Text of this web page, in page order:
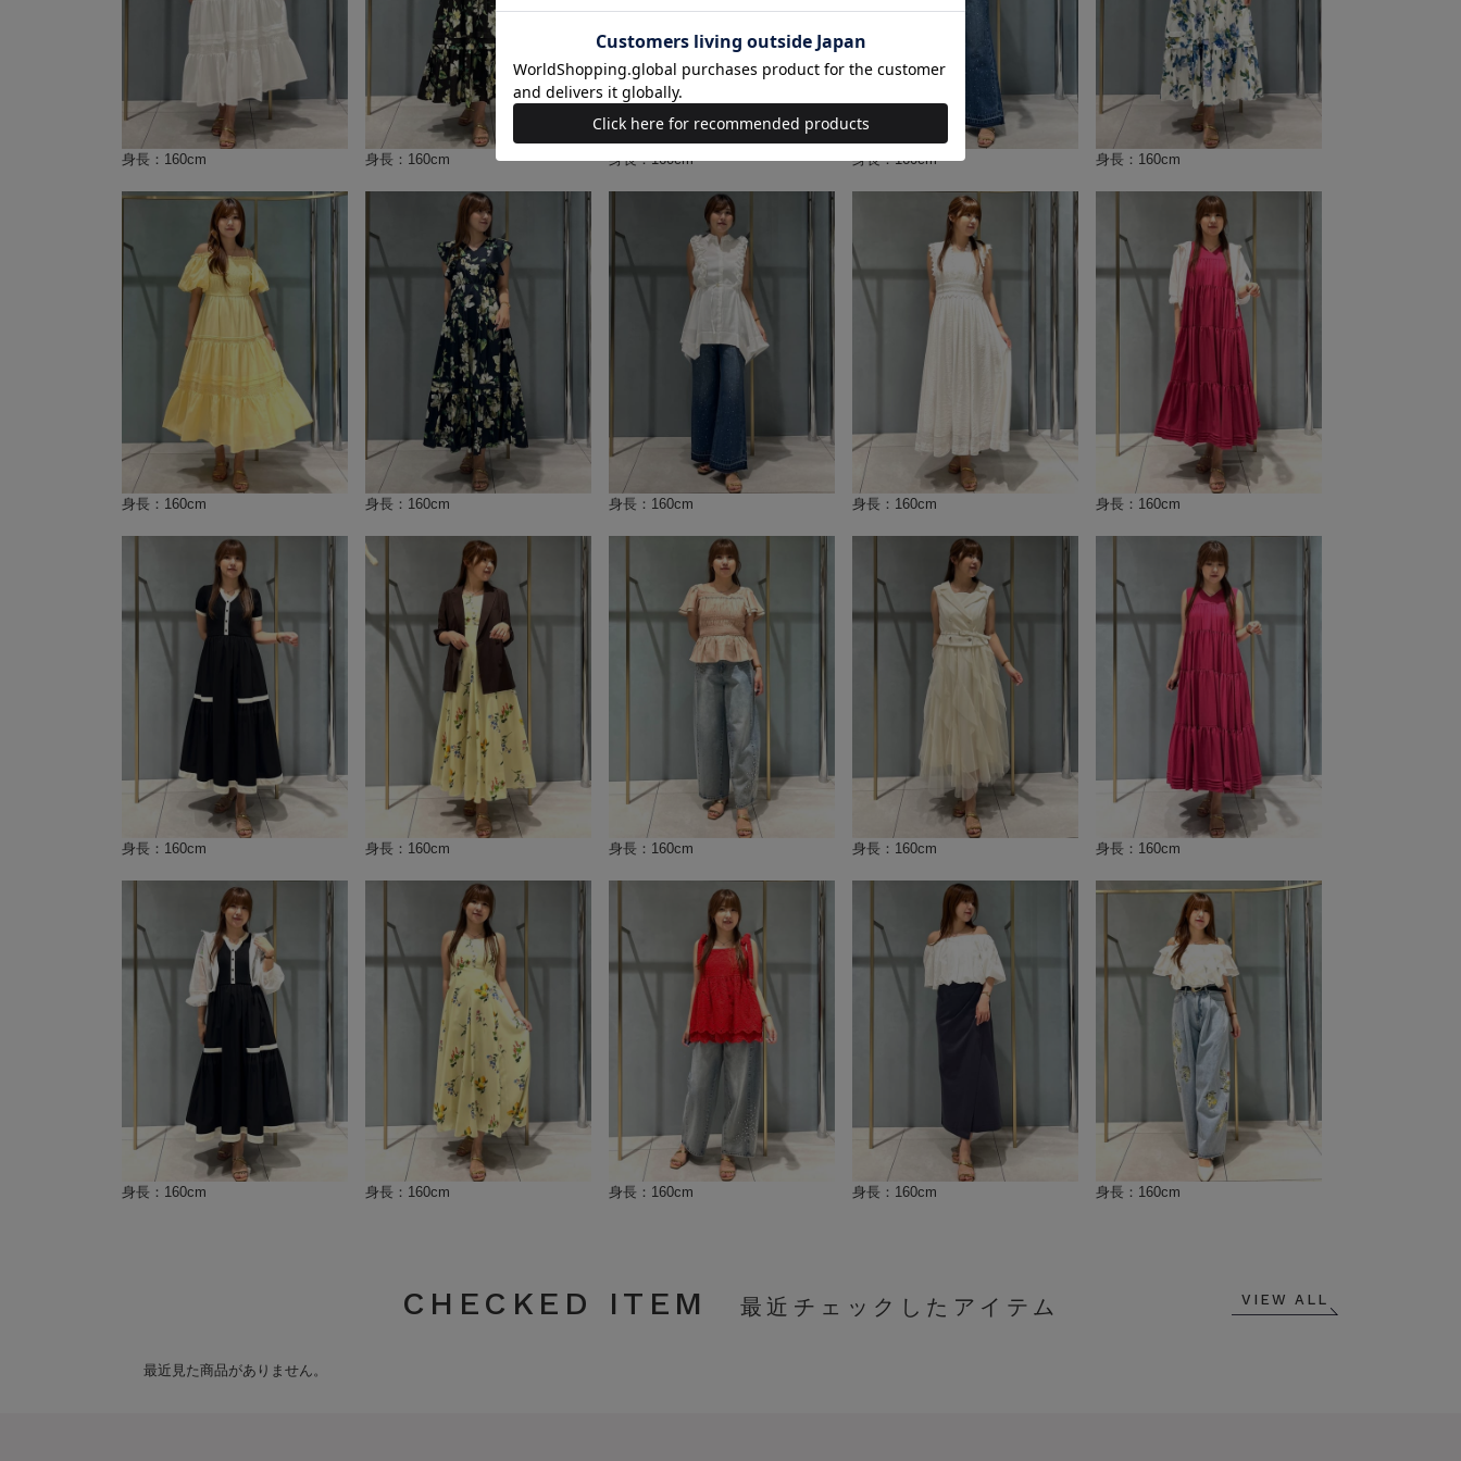
身長：160cm 身長：160cm 身長：160cm 身長：160cm 身長：160cm
身長：160cm 身長：160cm 身長：160cm 身長：160cm 身長：160cm
身長：160cm 身長：160cm 身長：160cm 身長：160cm 身長：160cm
身長：160cm 身長：160cm 身長：160cm 身長：160cm 身長：160cm
CHECKED ITEM VIEW ALL
最近見た商品がありません。